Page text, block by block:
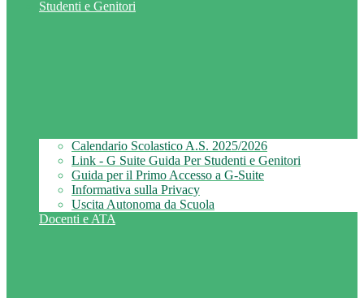
Studenti e Genitori
Calendario Scolastico A.S. 2025/2026
Link - G Suite Guida Per Studenti e Genitori
Guida per il Primo Accesso a G-Suite
Informativa sulla Privacy
Uscita Autonoma da Scuola
Docenti e ATA